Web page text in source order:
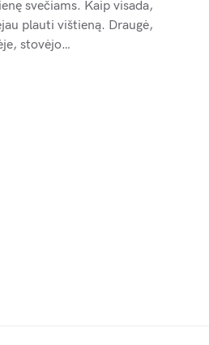
svečiams. Kaip visada,
plauti vištieną. Draugė,
stovėjo…